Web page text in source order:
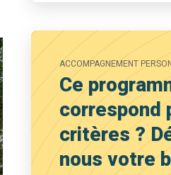
ACCOMPAGNEMENT
Ce
correspond
critères ?
nous votre